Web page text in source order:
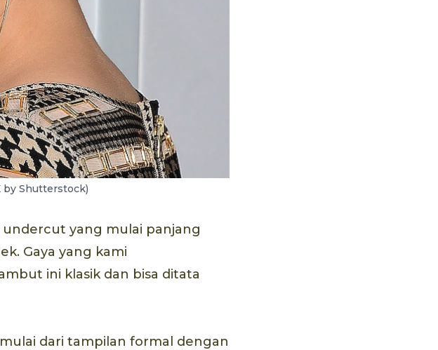
by Shutterstock)
yang mulai panjang
Gaya yang kami
ini klasik dan bisa ditata
dari tampilan formal dengan